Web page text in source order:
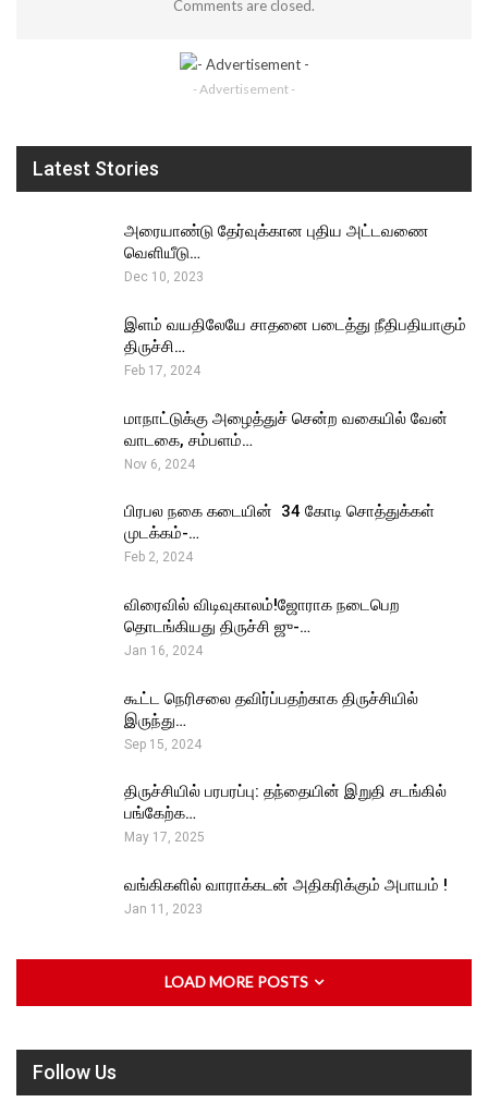
Comments are closed.
- Advertisement -
Latest Stories
அரையாண்டு தேர்வுக்கான புதிய அட்டவணை
வெளியீடு…
Dec 10, 2023
இளம் வயதிலேயே சாதனை படைத்து நீதிபதியாகும்
திருச்சி…
Feb 17, 2024
மாநாட்டுக்கு அழைத்துச் சென்ற வகையில் வேன்
வாடகை, சம்பளம்…
Nov 6, 2024
பிரபல நகை கடையின் ₹ 34 கோடி சொத்துக்கள்
முடக்கம்-…
Feb 2, 2024
விரைவில் விடிவுகாலம்!ஜோராக நடைபெற
தொடங்கியது திருச்சி ஜு-…
Jan 16, 2024
கூட்ட நெரிசலை தவிர்ப்பதற்காக திருச்சியில்
இருந்து…
Sep 15, 2024
திருச்சியில் பரபரப்பு: தந்தையின் இறுதி சடங்கில்
பங்கேற்க…
May 17, 2025
வங்கிகளில் வாராக்கடன் அதிகரிக்கும் அபாயம் !
Jan 11, 2023
LOAD MORE POSTS
Follow Us